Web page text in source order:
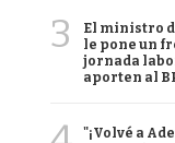
3
El ministro
le pone un
jornada
aporten al
"¡Volvé a